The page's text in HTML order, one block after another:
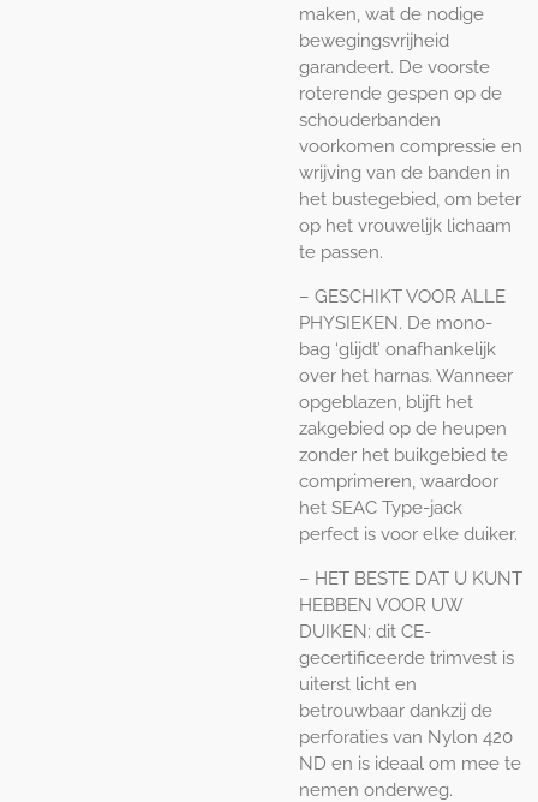
maken, wat de nodige
bewegingsvrijheid
garandeert. De voorste
roterende gespen op de
schouderbanden
voorkomen compressie en
wrijving van de banden in
het bustegebied, om beter
op het vrouwelijk lichaam
te passen.
– GESCHIKT VOOR ALLE
PHYSIEKEN. De mono-
bag ‘glijdt’ onafhankelijk
over het harnas. Wanneer
opgeblazen, blijft het
zakgebied op de heupen
zonder het buikgebied te
comprimeren, waardoor
het SEAC Type-jack
perfect is voor elke duiker.
– HET BESTE DAT U KUNT
HEBBEN VOOR UW
DUIKEN: dit CE-
gecertificeerde trimvest is
uiterst licht en
betrouwbaar dankzij de
perforaties van Nylon 420
ND en is ideaal om mee te
nemen onderweg.